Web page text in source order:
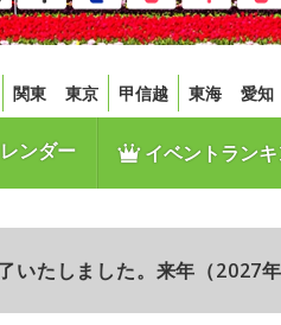
関東 東京 甲信越 東海 愛知
ンダー イベントランキ
いたしました。来年（2027